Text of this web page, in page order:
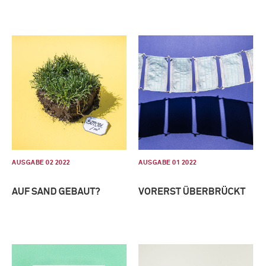
AUSGABE 02 2022
AUF SAND GEBAUT?
AUSGABE 01 2022
VORERST ÜBERBRÜCKT